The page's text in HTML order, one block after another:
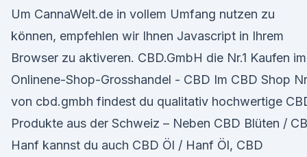
Um CannaWelt.de in vollem Umfang nutzen zu
können, empfehlen wir Ihnen Javascript in Ihrem
Browser zu aktiveren. CBD.GmbH die Nr.1 Kaufen im
Onlinene-Shop-Grosshandel - CBD Im CBD Shop
von cbd.gmbh findest du qualitativ hochwertige
Produkte aus der Schweiz – Neben CBD Blüten /
Hanf kannst du auch CBD Öl / Hanf Öl, CBD